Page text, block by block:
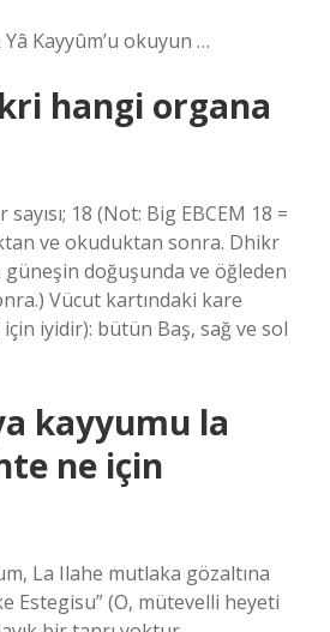
Kayyûm’u okuyun …
hangi organa
18 (Not: Big EBCEM 18 =
ve okuduktan sonra. Dhikr
güneşin doğuşunda ve öğleden
Vücut kartındaki kare
iyidir): bütün Baş, sağ ve sol
kayyumu la
ne için
La Ilahe mutlaka gözaltına
Estegisu” (O, mütevelli heyeti